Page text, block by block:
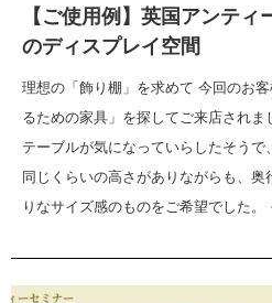
【ご使用例】英国アンテ
のディスプレイ空間
理想の「飾り棚」を求めて 今回のお
るための家具」を探してご来店され
テーブルが気になっていらしたそう
同じくらいの高さがありながらも、
りなサイズ感のものをご希望でした